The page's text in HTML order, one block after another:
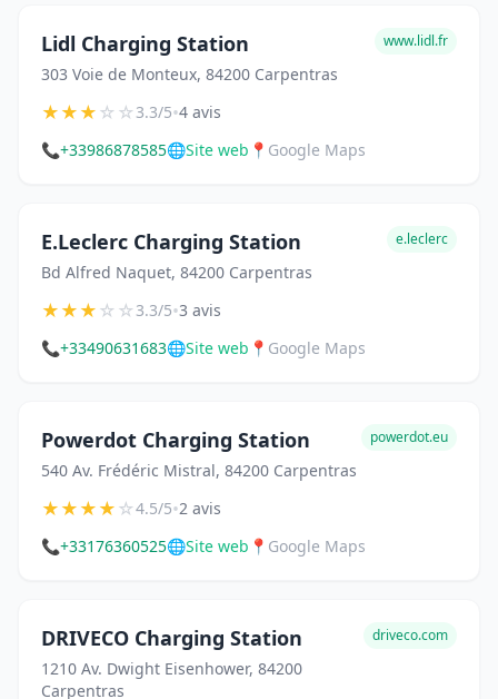
Lidl Charging Station
303 Voie de Monteux, 84200 Carpentras
www.lidl.fr
★★★☆☆3.3/5•4 avis
📞+33986878585🌐Site web 📍 Google Maps
E.Leclerc Charging Station
Bd Alfred Naquet, 84200 Carpentras
e.leclerc
★★★☆☆3.3/5•3 avis
📞+33490631683🌐Site web 📍 Google Maps
Powerdot Charging Station
540 Av. Frédéric Mistral, 84200 Carpentras
powerdot.eu
★★★★☆4.5/5•2 avis
📞+33176360525🌐Site web 📍 Google Maps
DRIVECO Charging Station
1210 Av. Dwight Eisenhower, 84200
Carpentras
driveco.com